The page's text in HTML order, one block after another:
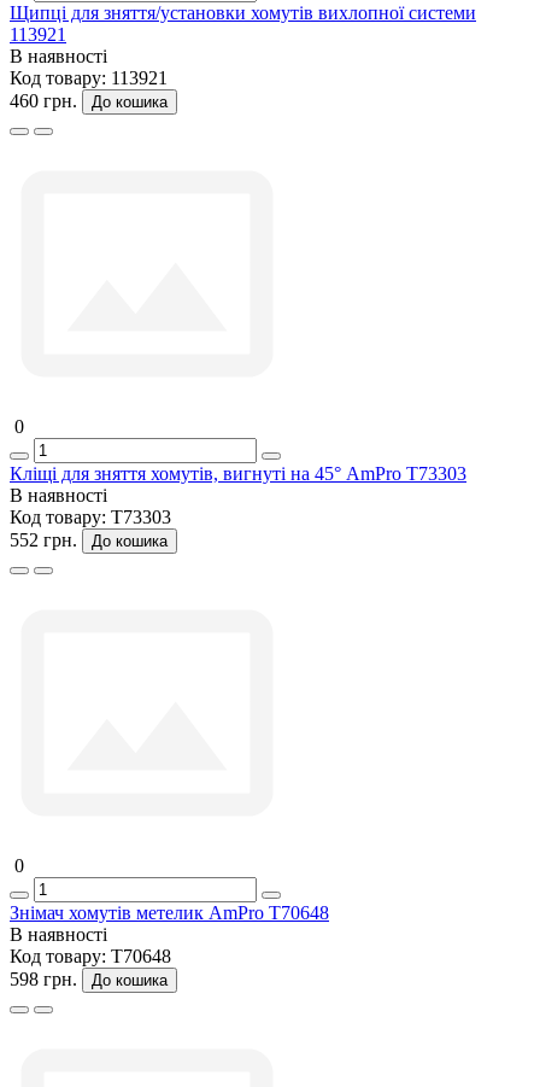
Щипці для зняття/установки хомутів вихлопної системи
113921
В наявності
Код товару: 113921
460 грн.
До кошика
0
Кліщі для зняття хомутів, вигнуті на 45° AmPro T73303
В наявності
Код товару: T73303
552 грн.
До кошика
0
Знімач хомутів метелик AmPro T70648
В наявності
Код товару: T70648
598 грн.
До кошика